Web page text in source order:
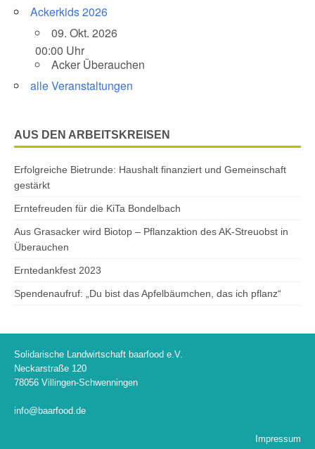
Ackerkids 2026
09. Okt. 2026
00:00 Uhr
Acker Überauchen
alle Veranstaltungen
AUS DEN ARBEITSKREISEN
Erfolgreiche Bietrunde: Haushalt finanziert und Gemeinschaft
gestärkt
Erntefreuden für die KiTa Bondelbach
Aus Grasacker wird Biotop – Pflanzaktion des AK-Streuobst in
Überauchen
Erntedankfest 2023
Spendenaufruf: „Du bist das Apfelbäumchen, das ich pflanz“
Solidarische Landwirtschaft baarfood e.V.
Neckarstraße 120
78056 Villingen-Schwenningen
info@baarfood.de
Impressum